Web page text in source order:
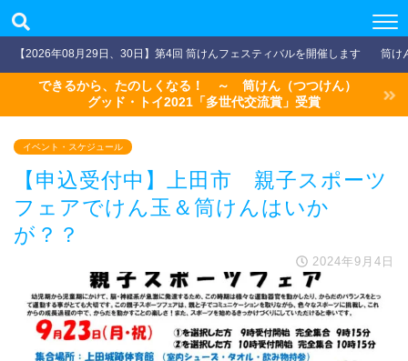
【2026年08月29日、30日】第4回 筒けんフェスティバルを開催します 筒け
できるから、たのしくなる！ ～ 筒けん（つつけん）
グッド・トイ2021「多世代交流賞」受賞
イベント・スケジュール
【申込受付中】上田市 親子スポーツ
フェアでけん玉＆筒けんはいか
が？？
2024年9月4日